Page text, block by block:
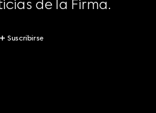
de la Firma.
Suscribirse